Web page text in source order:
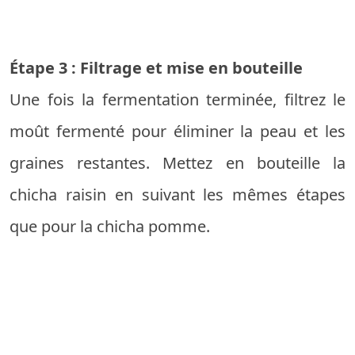
Étape 3 : Filtrage et mise en bouteille
Une fois la fermentation terminée, filtrez le
moût fermenté pour éliminer la peau et les
graines restantes. Mettez en bouteille la
chicha raisin en suivant les mêmes étapes
que pour la chicha pomme.